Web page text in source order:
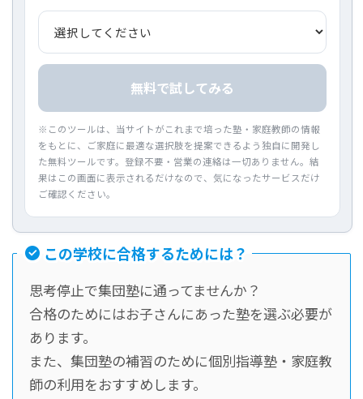
無料で試してみる
※このツールは、当サイトがこれまで培った塾・家庭教師の情報
をもとに、ご家庭に最適な選択肢を提案できるよう独自に開発し
た無料ツールです。登録不要・営業の連絡は一切ありません。結
果はこの画面に表示されるだけなので、気になったサービスだけ
ご確認ください。
この学校に合格するためには？
思考停止で集団塾に通ってませんか？
合格のためにはお子さんにあった塾を選ぶ必要が
あります。
また、集団塾の補習のために個別指導塾・家庭教
師の利用をおすすめします。